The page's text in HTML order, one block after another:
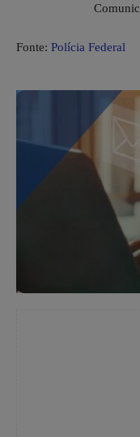
Fonte: Polícia Federal